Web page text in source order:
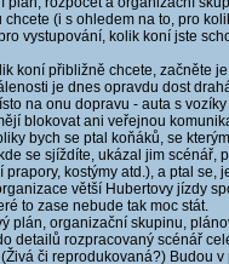
(i s ohledem na to, pro
vystupování, kolik koní jste
koní přibližně chcete, začněte
je dnes opravdu dost
na onu dopravu - auta s
blokovat ani veřejnou
bych se ptal koňáků, se
se sjíždíte, ukázal jim scénář,
kostýmy atd.), a ptal se,
větší Hubertovy jízdy
to zase nebude tak moc stát.
plán, organizační skupinu,
detailů rozpracovaný scénář
či reprodukovaná?) Budou